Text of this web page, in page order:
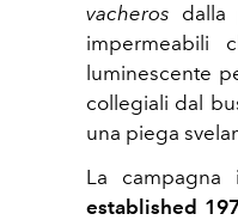
vacheros dalla
impermeabili
luminescente
collegiali dal
una piega
La
established